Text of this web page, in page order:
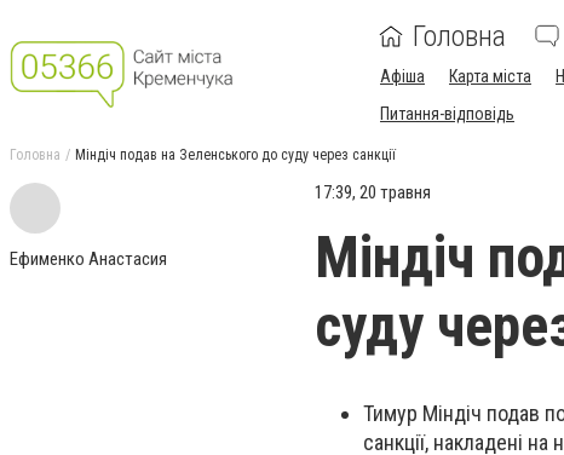
Головна
Афіша Карта міста
Питання-відповідь
Головна Міндіч подав на Зеленського до суду через санкції
Ефименко Анастасия
17:39, 20 травня
Міндіч
суду
Тимур Міндіч подав
санкції, накладені